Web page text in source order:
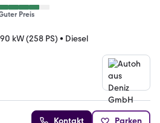
Preis
kW (258 PS) • Diesel
Kontakt Parken